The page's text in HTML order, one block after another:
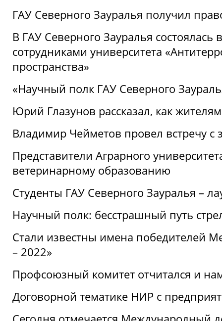
ГАУ Северного Зауралья получил
В ГАУ Северного Зауралья состоялась
сотрудниками университета
пространства»
«Научный полк ГАУ Северного
Юрий Глазунов рассказал, как
Владимир Чейметов провел встречу
Представители Аграрного
ветеринарному образованию
Студенты ГАУ Северного Зауралья –
Научный полк: бесстрашный путь
Стали известны имена победителей
– 2022»
Профсоюзный комитет отчитался и
Договорной тематике НИР с